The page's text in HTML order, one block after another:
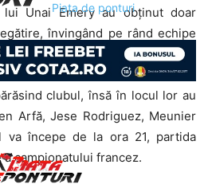
Piața de ponturi
Unai Emery au obținut doar
învingând pe rând echipe
Real Madrid sau Leicester.
în această vară, Ibrahimovic,
clubul, însă în locul lor au
Arfă, Jese Rodriguez, Meunier
va începe de la ora 21, partida
campionatului francez.